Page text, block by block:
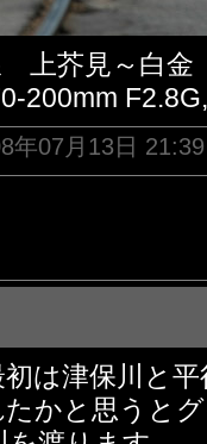
上芥見～白金
200mm
年07月13日
初は津保川と
かと思うと